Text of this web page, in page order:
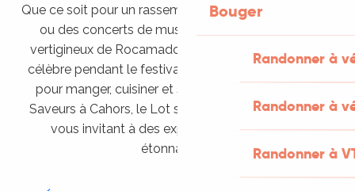
Bouger
Randonner à
Randonner à
Randonner à
Que ce soit pour un rassemblement de montgolfières
ou des concerts de musique sacrée dans le site
vertigineux de Rocamadour, pour écouter un opéra
célèbre pendant le festival de Saint-Céré ou encore
pour manger, cuisiner et s’amuser pendant Lot of
Saveurs à Cahors, le Lot sait vous mettre à l’aise en
vous invitant à des expériences sensorielles
étonnantes !
Festival Lot of Saveurs